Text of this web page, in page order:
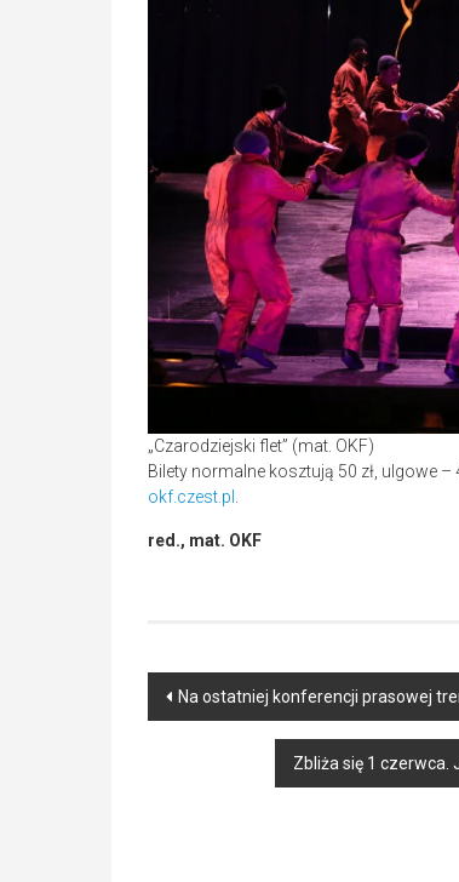
„Czarodziejski flet” (mat. OKF)
Bilety normalne kosztują 50 zł, ulgowe
okf.czest.pl .
red., mat. OKF
Post
navigation
Na ostatniej konferencji prasowej
Zbliża się 1 czerwca.